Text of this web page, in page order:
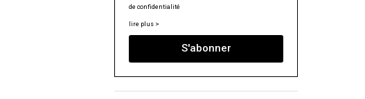
de confidentialité
lire plus >
S'abonner